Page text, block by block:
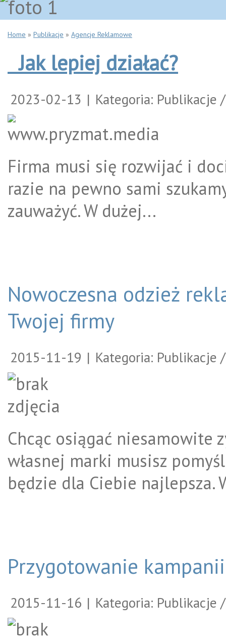
Home » Publikacje » Agencje Reklamowe
Jak lepiej działać?
2023-02-13 | Kategoria: Publikacje
Firma musi się rozwijać i
razie na pewno sami
zauważyć. W dużej...
Nowoczesna odzież
Twojej firmy
2015-11-19 | Kategoria: Publikacje
Chcąc osiągać niesamowite
własnej marki musisz
będzie dla Ciebie najlepsza.
Przygotowanie
2015-11-16 | Kategoria: Publikacje